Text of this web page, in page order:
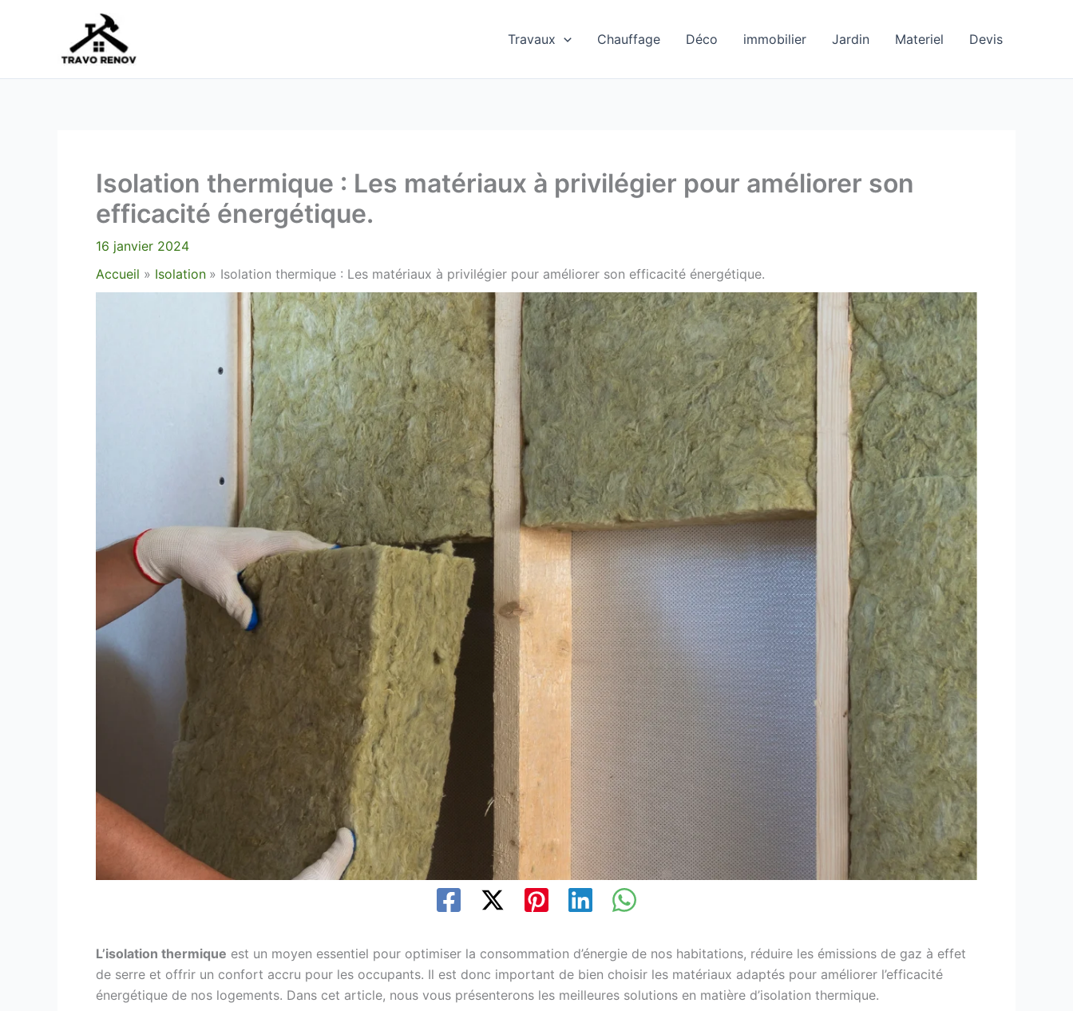
Travaux Chauffage Déco immobilier Jardin Materiel Devis
Isolation thermique : Les matériaux à privilégier pour améliorer son
efficacité énergétique.
16 janvier 2024
Accueil
Isolation Isolation thermique : Les matériaux à privilégier pour améliorer son efficacité énergétique.
L’isolation thermique est un moyen essentiel pour optimiser la consommation d’énergie de nos habitations, réduire les émissions de gaz à effet
de serre et offrir un confort accru pour les occupants. Il est donc important de bien choisir les matériaux adaptés pour améliorer l’efficacité
énergétique de nos logements. Dans cet article, nous vous présenterons les meilleures solutions en matière d’isolation thermique.